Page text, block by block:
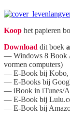
Koop het papieren
Download dit boek
— Windows 8 Book
vormen computers)
— E-Book bij Kobo,
— E-Books bij
— iBook in iTunes/
— E-Book bij
— E-Book bij